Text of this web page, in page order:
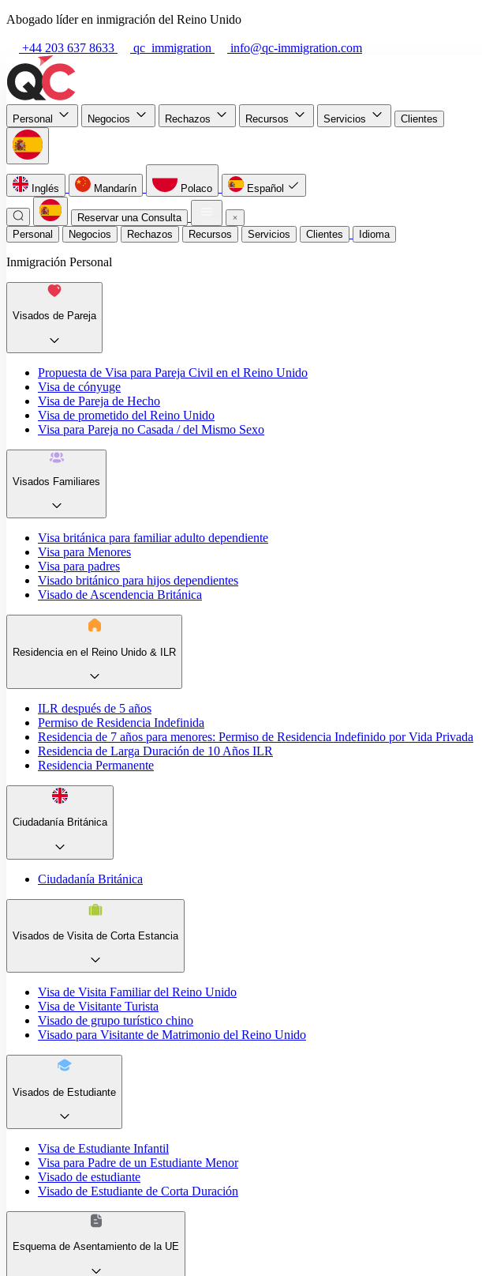
Abogado líder en inmigración del Reino Unido
+44 203 637 8633 qc_immigration info@qc-immigration.com
Personal Negocios Rechazos Recursos Servicios Clientes
Inglés Mandarín Polaco Español
Reservar una Consulta
Personal
Negocios Rechazos Recursos Servicios Clientes Idioma
Inmigración Personal
Visados de Pareja
Propuesta de Visa para Pareja Civil en el Reino Unido
Visa de cónyuge
Visa de Pareja de Hecho
Visa de prometido del Reino Unido
Visa para Pareja no Casada / del Mismo Sexo
Visados Familiares
Visa británica para familiar adulto dependiente
Visa para Menores
Visa para padres
Visado británico para hijos dependientes
Visado de Ascendencia Británica
Residencia en el Reino Unido & ILR
ILR después de 5 años
Permiso de Residencia Indefinida
Residencia de 7 años para menores: Permiso de Residencia Indefinido por Vida Privada
Residencia de Larga Duración de 10 Años ILR
Residencia Permanente
Ciudadanía Británica
Ciudadanía Británica
Visados de Visita de Corta Estancia
Visa de Visita Familiar del Reino Unido
Visa de Visitante Turista
Visado de grupo turístico chino
Visado para Visitante de Matrimonio del Reino Unido
Visados de Estudiante
Visa de Estudiante Infantil
Visa para Padre de un Estudiante Menor
Visado de estudiante
Visado de Estudiante de Corta Duración
Esquema de Asentamiento de la UE